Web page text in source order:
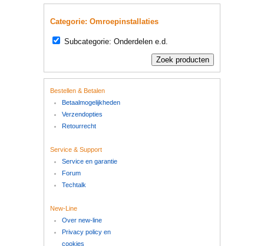
Categorie: Omroepinstallaties
Subcategorie: Onderdelen e.d.
Bestellen & Betalen
Betaalmogelijkheden
Verzendopties
Retourrecht
Service & Support
Service en garantie
Forum
Techtalk
New-Line
Over new-line
Privacy policy en
cookies